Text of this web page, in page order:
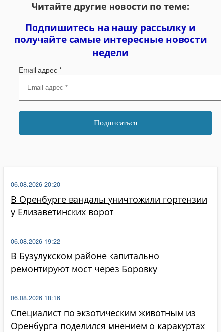
Читайте другие новости по теме:
Подпишитесь на нашу рассылку и
получайте самые интересные новости
недели
Email адрес *
В Оренбурге вандалы уничтожили гортензии
у Елизаветинских ворот
06.08.2026 20:20
В Бузулукском районе капитально
ремонтируют мост через Боровку
06.08.2026 19:22
Специалист по экзотическим животным из
Оренбурга поделился мнением о каракуртах
06.08.2026 18:16